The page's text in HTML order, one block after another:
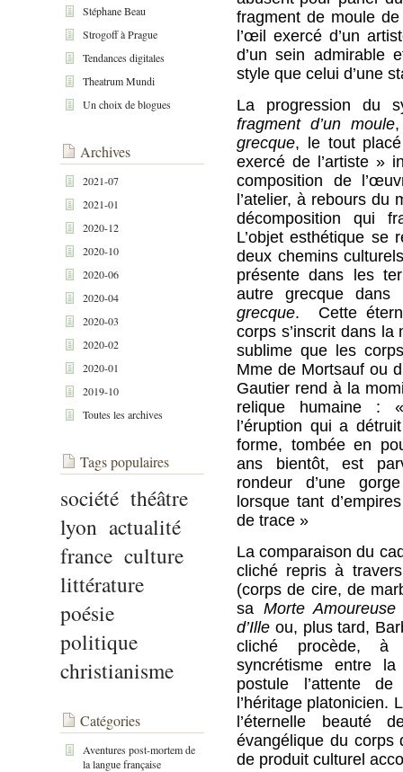
Stéphane Beau
Strogoff à Prague
Tendances digitales
Theatrum Mundi
Un choix de blogues
Archives
2021-07
2021-01
2020-12
2020-10
2020-06
2020-04
2020-03
2020-02
2020-01
2019-10
Toutes les archives
Tags populaires
société théâtre
lyon actualité
france culture
littérature
poésie
politique
christianisme
Catégories
Aventures post-mortem de
la langue française
fragment de moule
l’œil exercé d’un
d’un sein admirable
style que celui d’une
La progression du
fragment d’un moule
grecque, le tout
exercé de l’artiste »
composition de
l’atelier, à rebours du
décomposition qui
L’objet esthétique se
deux chemins
présente dans les
autre grecque
grecque. Cette
corps s’inscrit dans
sublime que les
Mme de Mortsauf ou
Gautier rend à la
relique humaine :
l’éruption qui a
forme, tombée en
ans bientôt, est
rondeur d’une
lorsque tant
de trace »
La comparaison du
cliché repris à
(corps de cire, de
sa Morte Amoureuse
d’Ille ou, plus tard,
cliché procède,
syncrétisme entre
postule l’attente
l’héritage platonicien.
l’éternelle beauté
évangélique du
de produit culturel